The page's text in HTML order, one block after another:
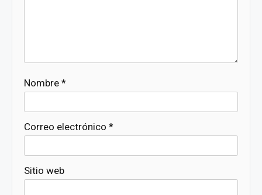
Nombre *
Correo electrónico *
Sitio web